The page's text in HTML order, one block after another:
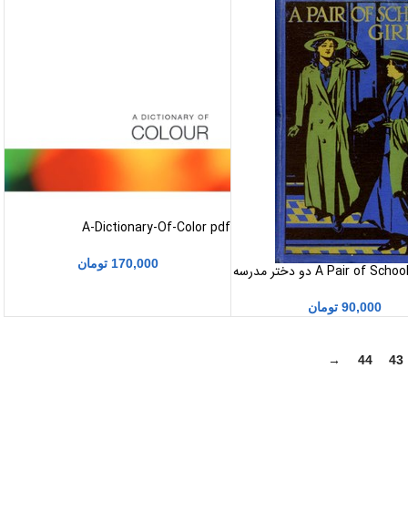
A Pair of Schoolgirls pdf دو دختر مدرسه
90,000 تومان
A-Dictionary-Of-Color pdf
170,000 تومان
43
44
→